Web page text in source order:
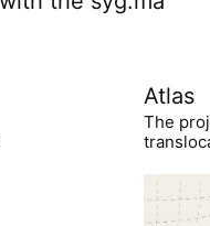
Atlas
The